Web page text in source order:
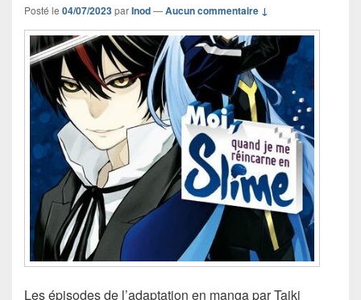
Posté le 04/07/2023parInod—Aucun commentaire ↓
Les épisodes de l’adaptation en manga par Taiki